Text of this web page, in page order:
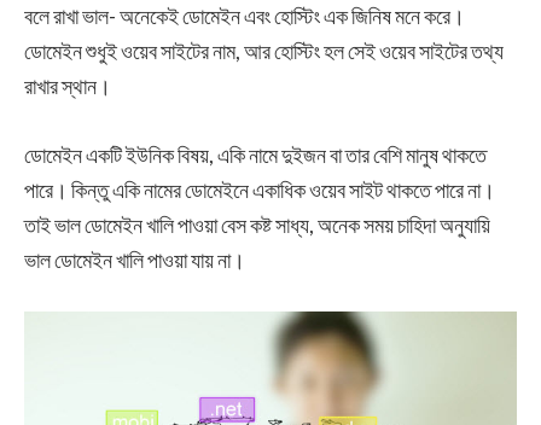
বলে রাখা ভাল- অনেকেই ডোমেইন এবং হোস্টিং এক জিনিষ মনে করে।
ডোমেইন শুধুই ওয়েব সাইটের নাম, আর হোস্টিং হল সেই ওয়েব সাইটের তথ্য
রাখার স্থান।
ডোমেইন একটি ইউনিক বিষয়, একি নামে দুইজন বা তার বেশি মানুষ থাকতে
পারে। কিন্তু একি নামের ডোমেইনে একাধিক ওয়েব সাইট থাকতে পারে না।
তাই ভাল ডোমেইন খালি পাওয়া বেস কষ্ট সাধ্য, অনেক সময় চাহিদা অনুযায়ি
ভাল ডোমেইন খালি পাওয়া যায় না।